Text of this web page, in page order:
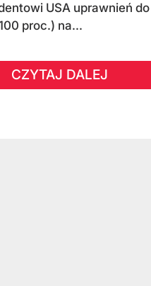
USA uprawnień do
proc.) na...
CZYTAJ DALEJ